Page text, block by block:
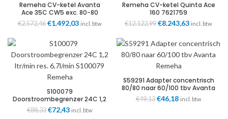
Remeha CV-ketel Avanta
Ace 35C CW5 exc. 80-80
7768362
€2.572,46 Oorspronkelijke
was:
€2.572,46.
€1.492,03Huidige
€1.492,03.
incl. btw
Remeha CV-ketel Quinta Ace
160 7621759
€12.122,99 Oorspronkelijke
was:
€12.122,99.
€8.243,63 Huidige
is:
€8.243,63.
incl. btw
S100079
Doorstroombegrenzer 24C 1,2
ltr/min res. 6,7l/min S100079
Remeha
€88,33 Oorspronkelijke
€72,43Huidige
incl. btw
S59291 Adapter concentrisch
80/80 naar 60/100 tbv Avanta
Remeha
€49,13 Oorspronkelijke
€46,18Huidige
incl. btw